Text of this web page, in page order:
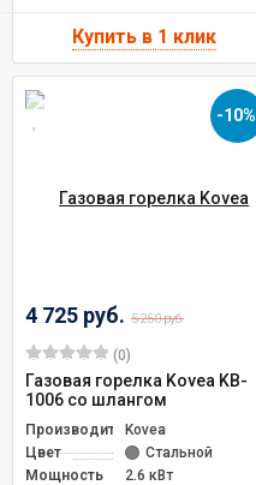
-10%
4 725 руб. 5 250 руб.
(0)
Газовая горелка Kovea KB-
1006 со шлангом
ПроизводительKovea
Цвет
Стальной
Мощность
2.6 кВт